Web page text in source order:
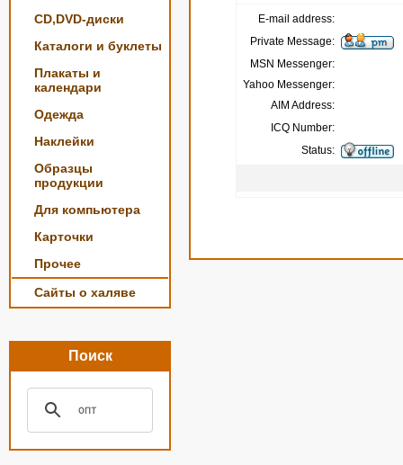
CD,DVD-диски
Каталоги и буклеты
Плакаты и
календари
Одежда
Наклейки
Образцы
продукции
Для компьютера
Карточки
Прочее
Сайты о халяве
Поиск
E-mail address:
Private Message:
MSN Messenger:
Yahoo Messenger:
AIM Address:
ICQ Number:
Status: